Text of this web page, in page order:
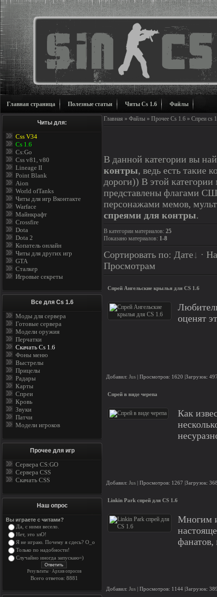
Главная страница Полезные статьи Читы Cs 1.6 Файлы
Читы для:
Css V34
Cs 1.6
Cs:Go
Css v81, v80
Lineage II
Point Blank
Aion
World ofTanks
Читы для игр Вконтакте
Warface
Майнкрафт
Crossfire
Dota
Dota 2
Копатель онлайн
Читы для других игр
GTA
Сталкер
Игровые секреты
Все для Cs 1.6
Моды для сервера
Готовые сервера
Модели оружия
Перчатки
Скачать Cs 1.6
Фоны меню
Выстрелы
Прицелы
Радары
Карты
Спреи
Кровь
Звуки
Патчи
Модели игроков
Прочее для игр
Сервера CS:GO
Сервера CSS
Скачать CSS
Наш опрос
Вы играете с читами?
Да, с ними весело.
Нет, это злО!
Я не играю. Почему я сдесь? О_о
Только по надобности!
Случайно иногда запускаю=)
Результаты· Архив опросов
Всего ответов: 8881
Главная » Файлы » Прочее Cs 1.6 » Спреи cs
В данной категории вы
контры, ведь есть такие
дороги)) В этой
представлены флагами
персонажами мемов,
спреями для контры.
В категории материалов: 25
Показано материалов: 1-8
Сортировать по: Дате ·
Просмотрам
Спрей Ангельские крылья для CS 1.6
оценят
Добавил: Jus | Просмотров: 1620 |Загрузок:
Спрей в виде черепа
Как
Добавил: Jus | Просмотров: 1267 |Загрузок:
Linkin Park спрей для CS 1.6
Многим
фанатов,
Добавил: Jus | Просмотров: 1144 |Загрузок: